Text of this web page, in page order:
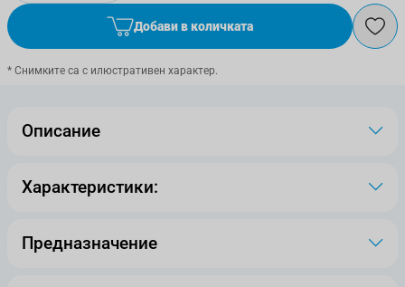
Добави в количката
* Снимките са с илюстративен характер.
Описание
Характеристики:
Предназначение